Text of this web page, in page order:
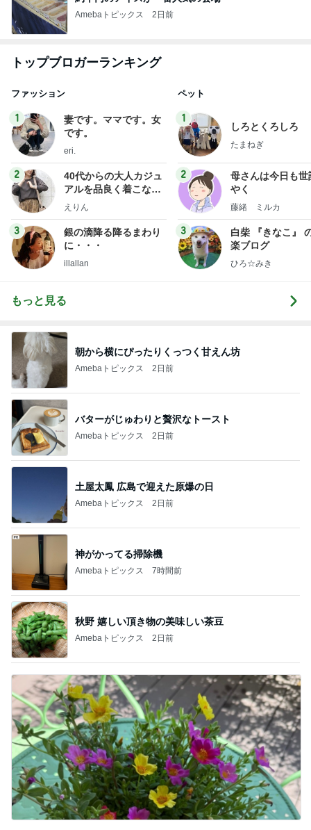
Amebaトピックス 2日前
トップブロガーランキング
ファッション
1
妻です。ママです。女
です。
eri.
2
40代からの大人カジュ
アルを品良く着こなす
ファッションブログ
えりん
3
銀の滴降る降るまわり
に・・・
illallan
ペット
1
しろとくろしろ
たまねぎ
2
母さんは今日も世
やく
藤緒 ミルカ
3
白柴 『きなこ』
楽ブログ
ひろ☆みき
もっと見る
朝から横にぴったりくっつく甘えん坊
Amebaトピックス 2日前
バターがじゅわりと贅沢なトースト
Amebaトピックス 2日前
土屋太鳳 広島で迎えた原爆の日
Amebaトピックス 2日前
神がかってる掃除機
Amebaトピックス 7時間前
秋野 嬉しい頂き物の美味しい茶豆
Amebaトピックス 2日前